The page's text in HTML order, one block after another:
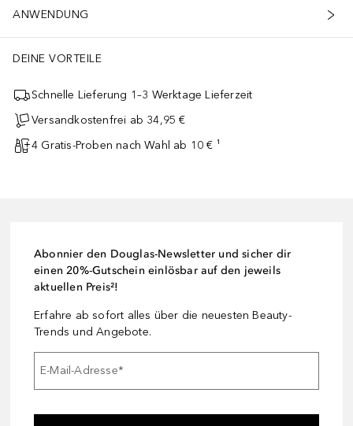
ANWENDUNG
DEINE VORTEILE
Schnelle Lieferung 1–3 Werktage Lieferzeit
Versandkostenfrei ab 34,95 €
4 Gratis-Proben nach Wahl ab 10 € ¹
Abonnier den Douglas-Newsletter und sicher dir
einen 20%-Gutschein einlösbar auf den jeweils
aktuellen Preis²!
Erfahre ab sofort alles über die neuesten Beauty-
Trends und Angebote.
E-Mail-Adresse*